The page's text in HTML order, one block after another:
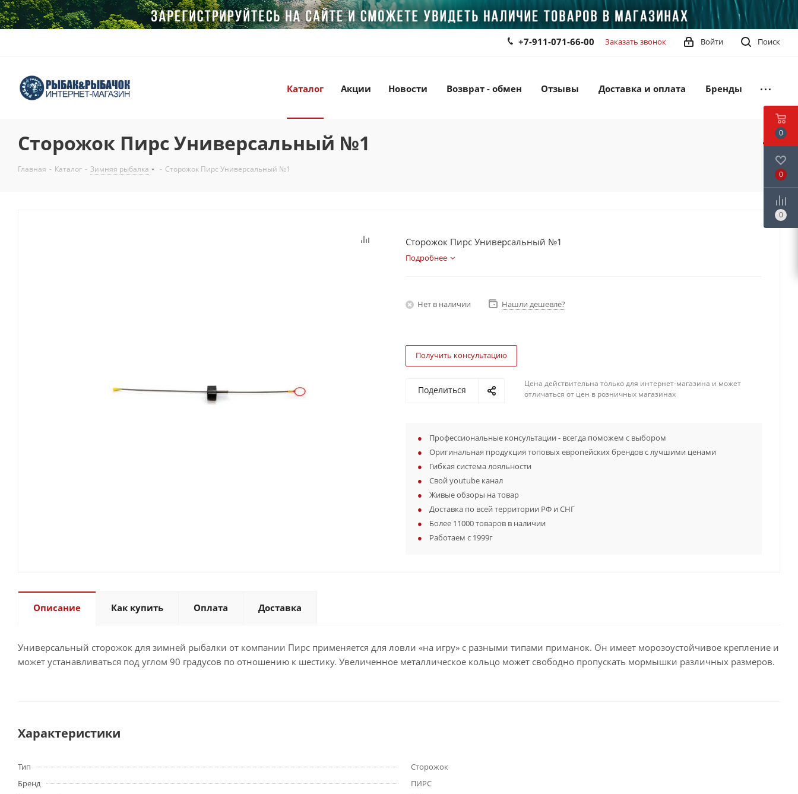
Поиск
Войти
+7-911-071-66-00 Заказать звонок
Каталог Акции Новости Возврат - обмен Отзывы Доставка и оплата Бренды
Сторожок Пирс Универсальный №1
Главная - Каталог - Зимняя рыбалка - Сторожок Пирс Универсальный №1
Сторожок Пирс Универсальный №1
Подробнее
Нет в наличии Нашли дешевле?
Получить консультацию
Поделиться
Цена действительна только для интернет-магазина и может
отличаться от цен в розничных магазинах
Профессиональные консультации - всегда поможем с выбором
Оригинальная продукция топовых европейских брендов с лучшими ценами
Гибкая система лояльности
Свой youtube канал
Живые обзоры на товар
Доставка по всей территории РФ и СНГ
Более 11000 товаров в наличии
Работаем с 1999г
Описание Как купить Оплата Доставка
Универсальный сторожок для зимней рыбалки от компании Пирс применяется для ловли «на игру» с разными типами приманок. Он имеет морозоустойчивое крепление и
может устанавливаться под углом 90 градусов по отношению к шестику. Увеличенное металлическое кольцо может свободно пропускать мормышки различных размеров.
Характеристики
Тип
Сторожок
Бренд
ПИРС
0
0
0